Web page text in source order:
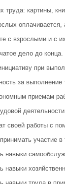
труда: картины,
с взрослыми и с
дело до конца.
при
за выполнение
приемам
своей работы с
участие в
навыки